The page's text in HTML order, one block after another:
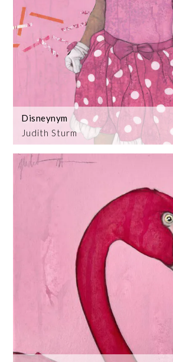
Judith Sturm
Disneynym